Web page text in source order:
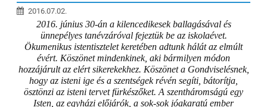
2016.07.02.
2016. június 30-án a kilencedikesek ballagásával és
ünnepélyes tanévzáróval fejeztük be az iskolaévet.
Ökumenikus istentisztelet keretében adtunk hálát az elmúlt
évért. Köszönet mindenkinek, aki bármilyen módon
hozzájárult az elért sikerekekhez. Köszönet a Gondviselésnek,
hogy az isteni ige és a szentségek révén segíti, bátorítja,
ösztönzi az isteni tervet fürkészőket. A szentháromságú egy
Isten, az egyházi előjárók, a sok-sok jóakaratú ember